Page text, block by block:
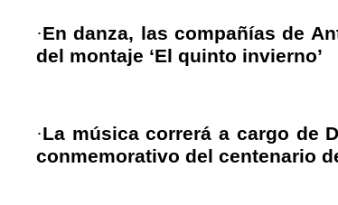
·En danza, las compañías de
del montaje ‘El quinto invierno’
·La música correrá a cargo de
conmemorativo del centenario